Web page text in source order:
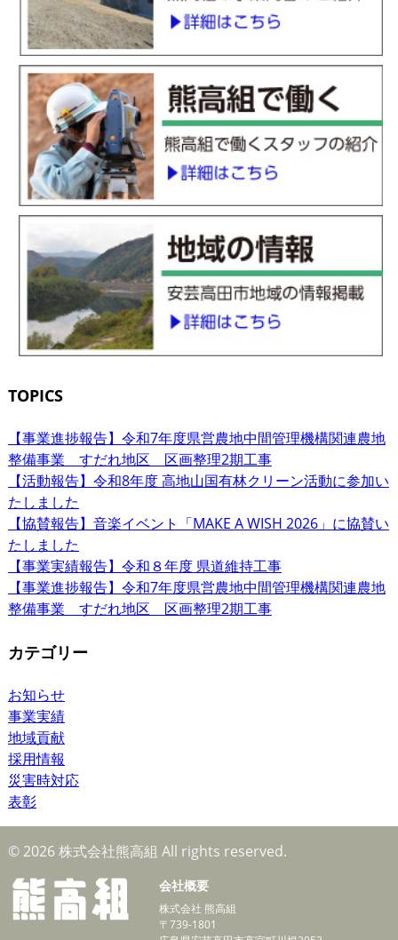
TOPICS
【事業進捗報告】令和7年度県営農地中間管理機構関連農地
整備事業 すだれ地区 区画整理2期工事
【活動報告】令和8年度 高地山国有林クリーン活動に参加い
たしました
【協賛報告】音楽イベント「MAKE A WISH 2026」に協賛い
たしました
【事業実績報告】令和８年度 県道維持工事
【事業進捗報告】令和7年度県営農地中間管理機構関連農地
整備事業 すだれ地区 区画整理2期工事
カテゴリー
お知らせ
事業実績
地域貢献
採用情報
災害時対応
表彰
© 2026 株式会社熊高組 All rights reserved.
会社概要
株式会社 熊高組
〒739-1801